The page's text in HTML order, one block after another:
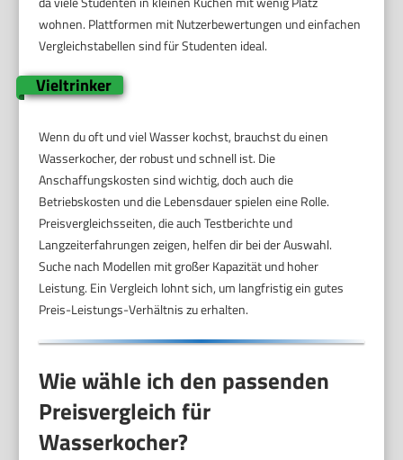
wohnen. Plattformen mit Nutzerbewertungen und einfachen
Vergleichstabellen sind für Studenten ideal.
Vieltrinker
Wenn du oft und viel Wasser kochst, brauchst du einen
Wasserkocher, der robust und schnell ist. Die
Anschaffungskosten sind wichtig, doch auch die
Betriebskosten und die Lebensdauer spielen eine Rolle.
Preisvergleichsseiten, die auch Testberichte und
Langzeiterfahrungen zeigen, helfen dir bei der Auswahl.
Suche nach Modellen mit großer Kapazität und hoher
Leistung. Ein Vergleich lohnt sich, um langfristig ein gutes
Preis-Leistungs-Verhältnis zu erhalten.
Wie wähle ich den passenden
Preisvergleich für
Wasserkocher?